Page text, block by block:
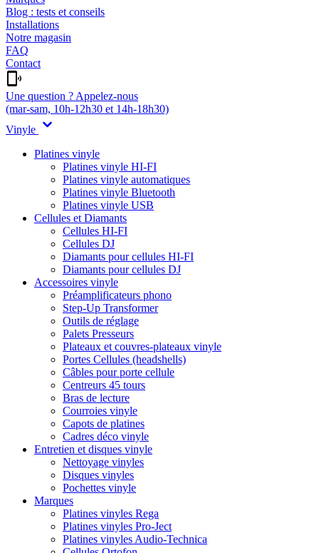
Blog : tests et conseils
Installations
Notre magasin
FAQ
Contact
Une question ? Appelez-nous
(mar-sam, 10h-12h30 et 14h-18h30)
Vinyle
Platines vinyle
Platines vinyle HI-FI
Platines vinyle automatiques
Platines vinyle Bluetooth
Platines vinyle USB
Cellules et Diamants
Cellules HI-FI
Cellules DJ
Diamants pour cellules HI-FI
Diamants pour cellules DJ
Accessoires vinyle
Préamplificateurs phono
Step-Up Transformer
Outils de réglage
Palets Presseurs
Plateaux et couvres-plateaux vinyle
Portes Cellules (headshells)
Câbles pour porte cellule
Centreurs 45 tours
Bras de lecture
Courroies vinyle
Capots de platines
Cadres déco vinyle
Entretien et disques vinyle
Nettoyage vinyles
Disques vinyles
Pochettes vinyle
Marques
Platines vinyles Rega
Platines vinyles Pro-Ject
Platines vinyles Audio-Technica